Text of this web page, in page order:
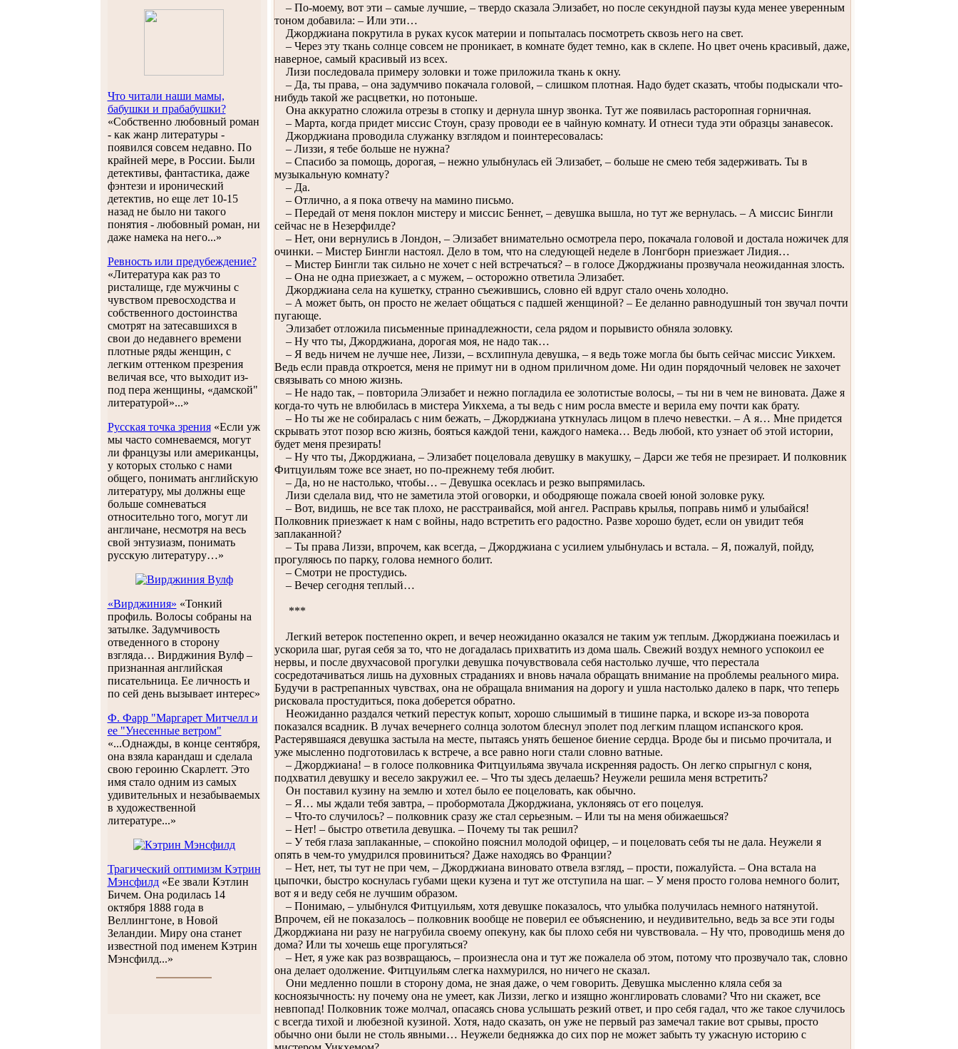
Что читали наши мамы,
бабушки и прабабушки?
«Собственно любовный роман
- как жанр литературы -
появился совсем недавно. По
крайней мере, в России. Были
детективы, фантастика, даже
фэнтези и иронический
детектив, но еще лет 10-15
назад не было ни такого
понятия - любовный роман, ни
даже намека на него...»
Ревность или предубеждение?
«Литература как раз то
ристалище, где мужчины с
чувством превосходства и
собственного достоинства
смотрят на затесавшихся в
свои до недавнего времени
плотные ряды женщин, с
легким оттенком презрения
величая все, что выходит из-
под пера женщины, «дамской"
литературой»...»
Русская точка зрения«Если уж
мы часто сомневаемся, могут
ли французы или американцы,
у которых столько с нами
общего, понимать английскую
литературу, мы должны еще
больше сомневаться
относительно того, могут ли
англичане, несмотря на весь
свой энтузиазм, понимать
русскую литературу…»
«Вирджиния» «Тонкий
профиль. Волосы собраны на
затылке. Задумчивость
отведенного в сторону
взгляда… Вирджиния Вулф –
признанная английская
писательница. Ее личность и
по сей день вызывает интерес»
Ф. Фарр "Маргарет Митчелл и
ее "Унесенные ветром"
«...Однажды, в конце сентября,
она взяла карандаш и сделала
свою героиню Скарлетт. Это
имя стало одним из самых
удивительных и незабываемых
в художественной
литературе...»
Трагический оптимизм Кэтрин
Мэнсфилд«Ее звали Кэтлин
Бичем. Она родилась 14
октября 1888 года в
Веллингтоне, в Новой
Зеландии. Миру она станет
известной под именем Кэтрин
Мэнсфилд...»
– По-моему, вот эти – самые лучшие, – твердо сказала Элизабет, но после секундной паузы куда менее уверенным
тоном добавила: – Или эти…
Джорджиана покрутила в руках кусок материи и попыталась посмотреть сквозь него на свет.
– Через эту ткань солнце совсем не проникает, в комнате будет темно, как в склепе. Но цвет очень красивый, даже,
наверное, самый красивый из всех.
Лизи последовала примеру золовки и тоже приложила ткань к окну.
– Да, ты права, – она задумчиво покачала головой, – слишком плотная. Надо будет сказать, чтобы подыскали что-
нибудь такой же расцветки, но потоньше.
Она аккуратно сложила отрезы в стопку и дернула шнур звонка. Тут же появилась расторопная горничная.
– Марта, когда придет миссис Стоун, сразу проводи ее в чайную комнату. И отнеси туда эти образцы занавесок.
Джорджиана проводила служанку взглядом и поинтересовалась:
– Лиззи, я тебе больше не нужна?
– Спасибо за помощь, дорогая, – нежно улыбнулась ей Элизабет, – больше не смею тебя задерживать. Ты в
музыкальную комнату?
– Да.
– Отлично, а я пока отвечу на мамино письмо.
– Передай от меня поклон мистеру и миссис Беннет, – девушка вышла, но тут же вернулась. – А миссис Бингли
сейчас не в Незерфилде?
– Нет, они вернулись в Лондон, – Элизабет внимательно осмотрела перо, покачала головой и достала ножичек для
очинки. – Мистер Бингли настоял. Дело в том, что на следующей неделе в Лонгборн приезжает Лидия…
– Мистер Бингли так сильно не хочет с ней встречаться? – в голосе Джорджианы прозвучала неожиданная злость.
– Она не одна приезжает, а с мужем, – осторожно ответила Элизабет.
Джорджиана села на кушетку, странно съежившись, словно ей вдруг стало очень холодно.
– А может быть, он просто не желает общаться с падшей женщиной? – Ее деланно равнодушный тон звучал почти
пугающе.
Элизабет отложила письменные принадлежности, села рядом и порывисто обняла золовку.
– Ну что ты, Джорджиана, дорогая моя, не надо так…
– Я ведь ничем не лучше нее, Лиззи, – всхлипнула девушка, – я ведь тоже могла бы быть сейчас миссис Уикхем.
Ведь если правда откроется, меня не примут ни в одном приличном доме. Ни один порядочный человек не захочет
связывать со мною жизнь.
– Не надо так, – повторила Элизабет и нежно погладила ее золотистые волосы, – ты ни в чем не виновата. Даже я
когда-то чуть не влюбилась в мистера Уикхема, а ты ведь с ним росла вместе и верила ему почти как брату.
– Но ты же не собиралась с ним бежать, – Джорджиана уткнулась лицом в плечо невестки. – А я… Мне придется
скрывать этот позор всю жизнь, бояться каждой тени, каждого намека… Ведь любой, кто узнает об этой истории,
будет меня презирать!
– Ну что ты, Джорджиана, – Элизабет поцеловала девушку в макушку, – Дарси же тебя не презирает. И полковник
Фитцуильям тоже все знает, но по-прежнему тебя любит.
– Да, но не настолько, чтобы… – Девушка осеклась и резко выпрямилась.
Лизи сделала вид, что не заметила этой оговорки, и ободряюще пожала своей юной золовке руку.
– Вот, видишь, не все так плохо, не расстраивайся, мой ангел. Расправь крылья, поправь нимб и улыбайся!
Полковник приезжает к нам с войны, надо встретить его радостно. Разве хорошо будет, если он увидит тебя
заплаканной?
– Ты права Лиззи, впрочем, как всегда, – Джорджиана с усилием улыбнулась и встала. – Я, пожалуй, пойду,
прогуляюсь по парку, голова немного болит.
– Смотри не простудись.
– Вечер сегодня теплый…
***
Легкий ветерок постепенно окреп, и вечер неожиданно оказался не таким уж теплым. Джорджиана поежилась и
ускорила шаг, ругая себя за то, что не догадалась прихватить из дома шаль. Свежий воздух немного успокоил ее
нервы, и после двухчасовой прогулки девушка почувствовала себя настолько лучше, что перестала
сосредотачиваться лишь на духовных страданиях и вновь начала обращать внимание на проблемы реального мира.
Будучи в растрепанных чувствах, она не обращала внимания на дорогу и ушла настолько далеко в парк, что теперь
рисковала простудиться, пока доберется обратно.
Неожиданно раздался четкий перестук копыт, хорошо слышимый в тишине парка, и вскоре из-за поворота
показался всадник. В лучах вечернего солнца золотом блеснул эполет под легким плащом испанского кроя.
Растерявшаяся девушка застыла на месте, пытаясь унять бешеное биение сердца. Вроде бы и письмо прочитала, и
уже мысленно подготовилась к встрече, а все равно ноги стали словно ватные.
– Джорджиана! – в голосе полковника Фитцуильяма звучала искренняя радость. Он легко спрыгнул с коня,
подхватил девушку и весело закружил ее. – Что ты здесь делаешь? Неужели решила меня встретить?
Он поставил кузину на землю и хотел было ее поцеловать, как обычно.
– Я… мы ждали тебя завтра, – пробормотала Джорджиана, уклоняясь от его поцелуя.
– Что-то случилось? – полковник сразу же стал серьезным. – Или ты на меня обижаешься?
– Нет! – быстро ответила девушка. – Почему ты так решил?
– У тебя глаза заплаканные, – спокойно пояснил молодой офицер, – и поцеловать себя ты не дала. Неужели я
опять в чем-то умудрился провиниться? Даже находясь во Франции?
– Нет, нет, ты тут не при чем, – Джорджиана виновато отвела взгляд, – прости, пожалуйста. – Она встала на
цыпочки, быстро коснулась губами щеки кузена и тут же отступила на шаг. – У меня просто голова немного болит,
вот я и веду себя не лучшим образом.
– Понимаю, – улыбнулся Фитцуильям, хотя девушке показалось, что улыбка получилась немного натянутой.
Впрочем, ей не показалось – полковник вообще не поверил ее объяснению, и неудивительно, ведь за все эти годы
Джорджиана ни разу не нагрубила своему опекуну, как бы плохо себя ни чувствовала. – Ну что, проводишь меня до
дома? Или ты хочешь еще прогуляться?
– Нет, я уже как раз возвращаюсь, – произнесла она и тут же пожалела об этом, потому что прозвучало так, словно
она делает одолжение. Фитцуильям слегка нахмурился, но ничего не сказал.
Они медленно пошли в сторону дома, не зная даже, о чем говорить. Девушка мысленно кляла себя за
косноязычность: ну почему она не умеет, как Лиззи, легко и изящно жонглировать словами? Что ни скажет, все
невпопад! Полковник тоже молчал, опасаясь снова услышать резкий ответ, и про себя гадал, что же такое случилось
с всегда тихой и любезной кузиной. Хотя, надо сказать, он уже не первый раз замечал такие вот срывы, просто
обычно они были не столь явными… Неужели бедняжка до сих пор не может забыть ту ужасную историю с